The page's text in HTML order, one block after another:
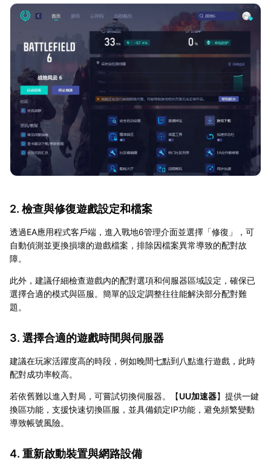
2. 檢查與修復遊戲設定和檔案
透過EA應用程式客戶端，進入戰地6管理介面並選擇「修復」，可
自動偵測並更換損壞的遊戲檔案，排除因檔案異常導致的配對故
障。
此外，建議仔細檢查遊戲內的配對選項和伺服器區域設定，確保已
選擇合適的模式與區服。簡單的設定調整往往能解決部分配對難
題。
3. 選擇合適的遊戲時間與伺服器
建議在玩家活躍度高的時段，例如晚間七點到八點進行遊戲，此時
配對成功率較高。
若依舊難以進入對局，可嘗試切換伺服器。【UU加速器】提供一鍵
換區功能，支援快速切換區服，並具備鎖定IP功能，避免頻繁變動
導致帳號風險。
4. 重新啟動裝置與網路設備